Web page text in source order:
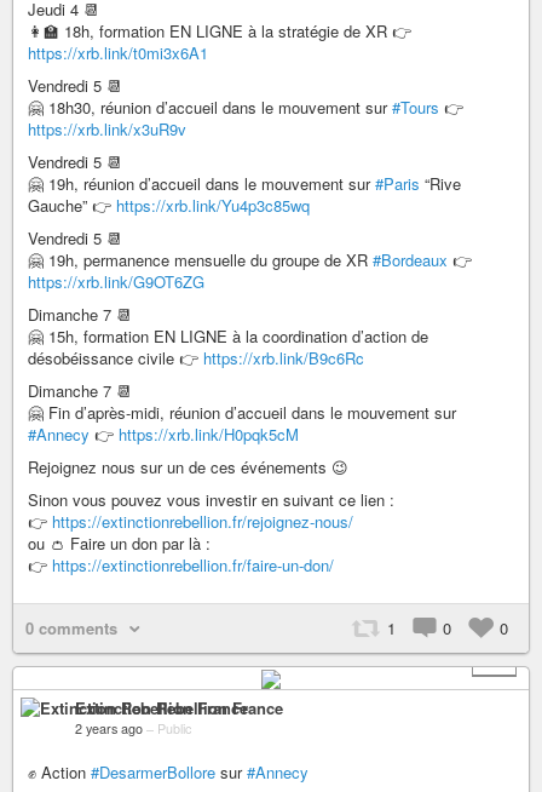
Jeudi 4 📆
👩‍🏫 18h, formation EN LIGNE à la stratégie de XR 👉
https://xrb.link/t0mi3x6A1
Vendredi 5 📆
🤗 18h30, réunion d’accueil dans le mouvement sur#Tours 👉
https://xrb.link/x3uR9v
Vendredi 5 📆
🤗 19h, réunion d’accueil dans le mouvement sur#Paris “Rive
Gauche” 👉 https://xrb.link/Yu4p3c85wq
Vendredi 5 📆
🤗 19h, permanence mensuelle du groupe de XR #Bordeaux 👉
https://xrb.link/G9OT6ZG
Dimanche 7 📆
🤗 15h, formation EN LIGNE à la coordination d’action de
désobéissance civile 👉 https://xrb.link/B9c6Rc
Dimanche 7 📆
🤗 Fin d’après-midi, réunion d’accueil dans le mouvement sur
#Annecy 👉 https://xrb.link/H0pqk5cM
Rejoignez nous sur un de ces événements 😉
Sinon vous pouvez vous investir en suivant ce lien :
👉 https://extinctionrebellion.fr/rejoignez-nous/
ou 👛 Faire un don par là :
👉 https://extinctionrebellion.fr/faire-un-don/
0 comments 1 0
0
+ 6
Extinction Rebellion France
2 years ago – Public
✊ Action #DesarmerBollore sur#Annecy